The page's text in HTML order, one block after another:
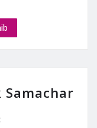
Samachar